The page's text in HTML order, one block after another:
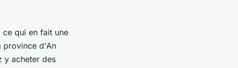
qui en fait une
province d'An
y acheter des